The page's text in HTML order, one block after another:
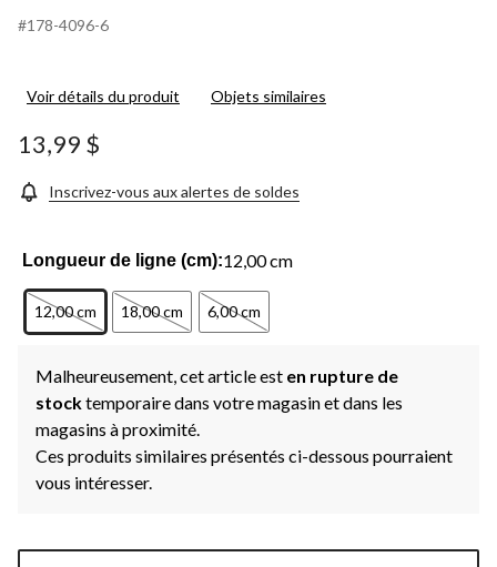
#178-4096-6
Voir détails du produit Objets similaires
13,99 $
Inscrivez-vous aux alertes de soldes
Longueur de ligne (cm):12,00 cm
12,00 cm 18,00 cm 6,00 cm
Malheureusement, cet article est en rupture de
stocktemporaire dans votre magasin et dans les
magasins à proximité.
Ces produits similaires présentés ci-dessous pourraient
vous intéresser.